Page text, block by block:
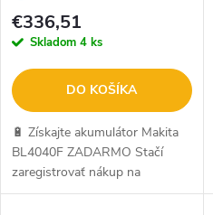
€336,51
Skladom 4 ks
DO KOŠÍKA
🔋 Získajte akumulátor Makita
BL4040F ZADARMO Stačí
zaregistrovať nákup na
makitaredemption.eu. Ide o